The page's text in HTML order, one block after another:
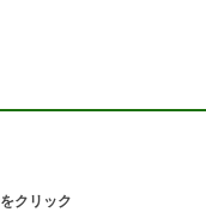
クリック